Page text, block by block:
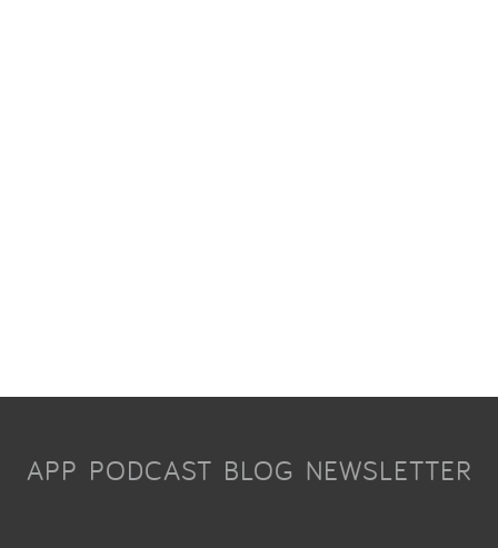
APP PODCAST BLOG NEWSLETTER